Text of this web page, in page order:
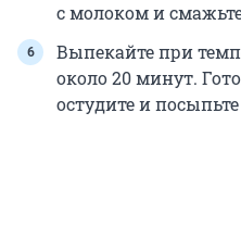
с молоком и
Выпекайте при
около 20 минут.
остудите и